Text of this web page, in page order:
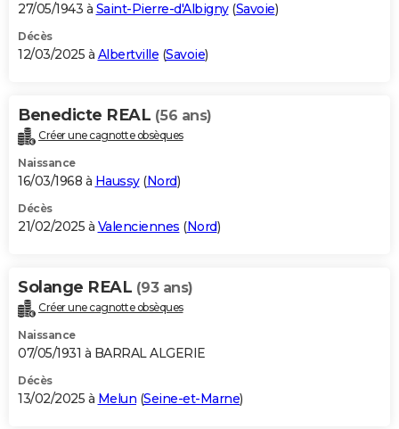
27/05/1943 à Saint-Pierre-d'Albigny(Savoie)
Décès
12/03/2025 à Albertville (Savoie)
Benedicte REAL (56 ans)
Créer une cagnotte obsèques
Naissance
16/03/1968 à Haussy(Nord)
Décès
21/02/2025 à Valenciennes (Nord)
Solange REAL (93 ans)
Créer une cagnotte obsèques
Naissance
07/05/1931 à BARRAL ALGERIE
Décès
13/02/2025 à Melun (Seine-et-Marne)